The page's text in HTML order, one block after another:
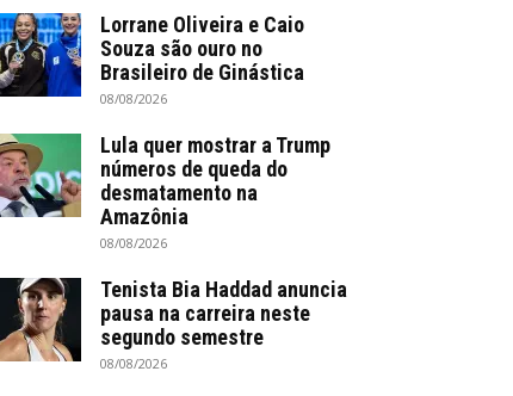
Lorrane Oliveira e Caio
Souza são ouro no
Brasileiro de Ginástica
08/08/2026
Lula quer mostrar a Trump
números de queda do
desmatamento na
Amazônia
08/08/2026
Tenista Bia Haddad anuncia
pausa na carreira neste
segundo semestre
08/08/2026